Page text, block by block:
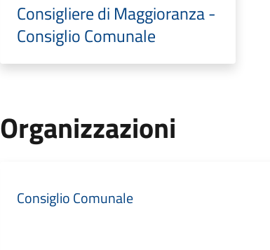
Consigliere di Maggioranza -
Consiglio Comunale
Organizzazioni
Consiglio Comunale